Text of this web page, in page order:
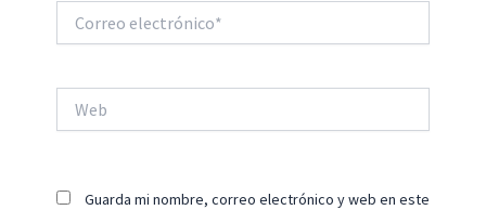
electrónico*
Guarda mi nombre, correo electrónico y web en este